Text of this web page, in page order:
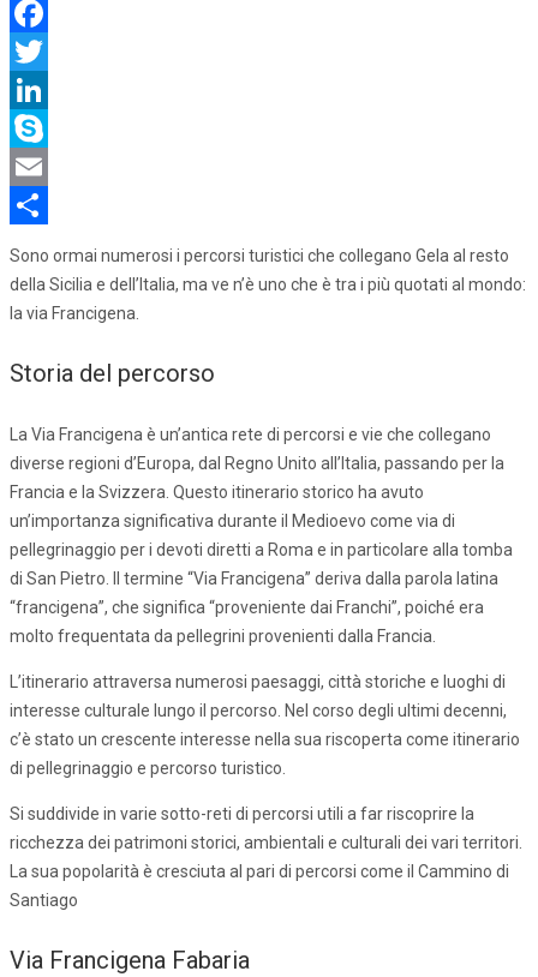
Facebook
Twitter
LinkedIn
Skype
Email
Sono ormai numerosi i percorsi turistici che collegano Gela al resto
della Sicilia e dell’Italia, ma ve n’è uno che è tra i più quotati al mondo:
la via Francigena.
Storia del percorso
La Via Francigena è un’antica rete di percorsi e vie che collegano
diverse regioni d’Europa, dal Regno Unito all’Italia, passando per la
Francia e la Svizzera. Questo itinerario storico ha avuto
un’importanza significativa durante il Medioevo come via di
pellegrinaggio per i devoti diretti a Roma e in particolare alla tomba
di San Pietro. Il termine “Via Francigena” deriva dalla parola latina
“francigena”, che significa “proveniente dai Franchi”, poiché era
molto frequentata da pellegrini provenienti dalla Francia.
L’itinerario attraversa numerosi paesaggi, città storiche e luoghi di
interesse culturale lungo il percorso. Nel corso degli ultimi decenni,
c’è stato un crescente interesse nella sua riscoperta come itinerario
di pellegrinaggio e percorso turistico.
Si suddivide in varie sotto-reti di percorsi utili a far riscoprire la
ricchezza dei patrimoni storici, ambientali e culturali dei vari territori.
La sua popolarità è cresciuta al pari di percorsi come il Cammino di
Santiago
Via Francigena Fabaria